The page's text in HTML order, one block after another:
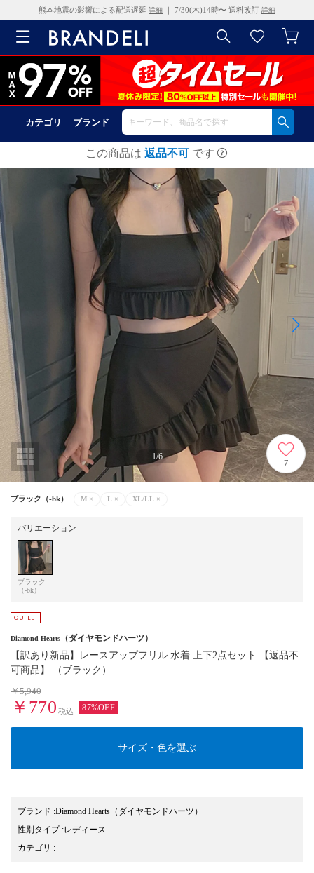
熊本地震の影響による配送遅延 詳細 ｜ 7/30(木)14時〜 送料改訂 詳細
カテゴリ ブランド
この商品は 返品不可 です
1/6
7
ブラック（-bk） M × L × XL/LL ×
バリエーション
ブラック
（-bk）
Diamond Hearts （ダイヤモンドハーツ）
【訳あり新品】レースアップフリル 水着 上下2点セット 【返品不
可商品】 （ブラック）
￥5,940
￥770 税込 87%OFF
サイズ・色を選ぶ
ブランド :Diamond Hearts （ダイヤモンドハーツ）
性別タイプ:レディース
カテゴリ :